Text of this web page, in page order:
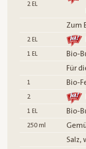
2 EL
Zum
2 EL
1 EL
Bio-
Für
1 Bio-
2
1 EL Bio-
250 ml
Salz,